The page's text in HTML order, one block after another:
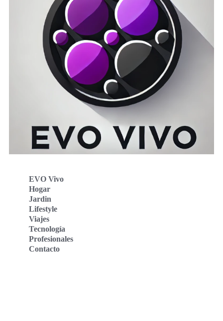
EVO Vivo
Hogar
Jardin
Lifestyle
Viajes
Tecnología
Profesionales
Contacto